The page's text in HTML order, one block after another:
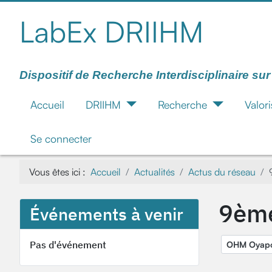
LabEx DRIIHM
Dispositif de Recherche Interdisciplinaire
Accueil DRIIHM Recherche
Se connecter
Vous êtes ici : Accueil Actualités Actus du réseau
Événements à venir
Pas d'événement OHM